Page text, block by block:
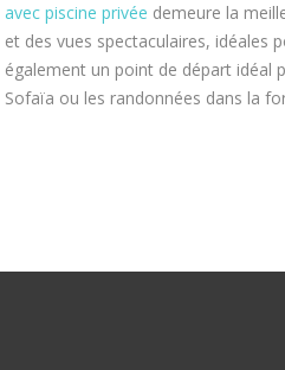
avec piscine privée demeure la
et des vues spectaculaires, idéales
également un point de départ idéal
Sofaïa ou les randonnées dans la